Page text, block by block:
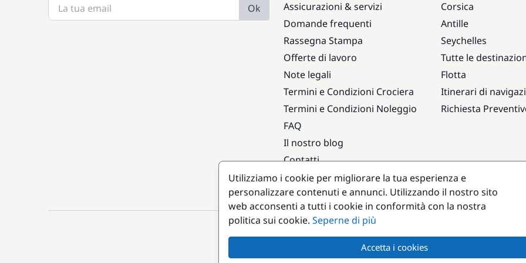
Ok
Assicurazioni & servizi
Domande frequenti
Rassegna Stampa
Offerte di lavoro
Note legali
Termini e Condizioni Crociera
Termini e Condizioni Noleggio
FAQ
Il nostro blog
Contatti
Corsica
Antille
Seychelles
Tutte le
Flotta
Itinerari di
Richiesta
Destinazioni popolari
Utilizziamo i cookie per migliorare la tua esperienza e
personalizzare contenuti e annunci. Utilizzando il nostro sito
web acconsenti a tutti i cookie in conformità con la nostra
politica sui cookie. Seperne di più
Accetta i cookies